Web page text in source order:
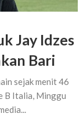
Jay Idzes
Bari
sejak menit 46
B Italia, Minggu